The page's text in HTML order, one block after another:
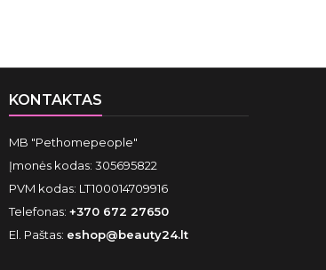
KONTAKTAS
MB "Pethomepeople"
Įmonės kodas: 305695822
PVM kodas: LT100014709916
Telefonas: +370 672 27650
El. Paštas: eshop@beauty24.lt